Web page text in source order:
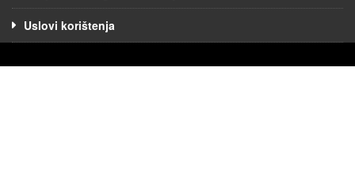
Uslovi korištenja